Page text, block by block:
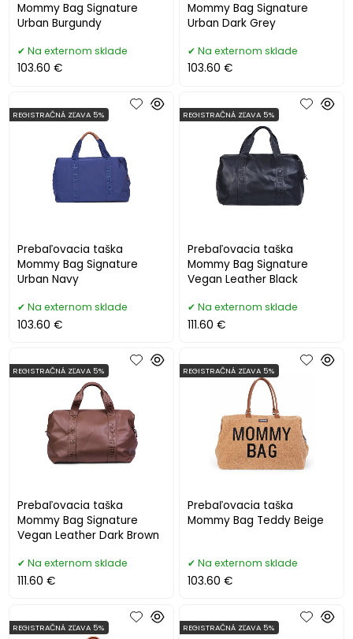
Mommy Bag Signature
Urban Burgundy
Na externom sklade
103.60 €
Mommy Bag Signature
Urban Dark Grey
Na externom sklade
103.60 €
Prebaľovacia taška
Mommy Bag Signature
Urban Navy
REGISTRAČNÁ ZĽAVA 5%
Na externom sklade
103.60 €
Prebaľovacia taška
Mommy Bag Signature
Vegan Leather Black
REGISTRAČNÁ ZĽAVA 5%
Na externom sklade
111.60 €
Prebaľovacia taška
Mommy Bag Signature
Vegan Leather Dark Brown
REGISTRAČNÁ ZĽAVA 5%
Na externom sklade
111.60 €
Prebaľovacia taška
Mommy Bag Teddy Beige
REGISTRAČNÁ ZĽAVA 5%
Na externom sklade
103.60 €
REGISTRAČNÁ ZĽAVA 5% REGISTRAČNÁ ZĽAVA 5%